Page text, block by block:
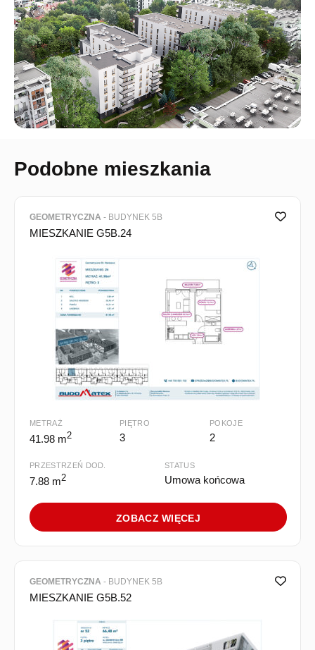
Podobne mieszkania
GEOMETRYCZNA - BUDYNEK 5B
MIESZKANIE G5B.24
METRAŻ
41.98 m2
PIĘTRO
3
POKOJE
2
PRZESTRZEŃ DOD.
7.88 m2
STATUS
Umowa końcowa
ZOBACZ WIĘCEJ
GEOMETRYCZNA - BUDYNEK 5B
MIESZKANIE G5B.52